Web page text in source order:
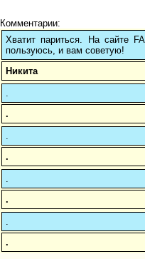
Комментарии:
Хватит париться. На сайте
пользуюсь, и вам советую!
Никита
.
.
.
.